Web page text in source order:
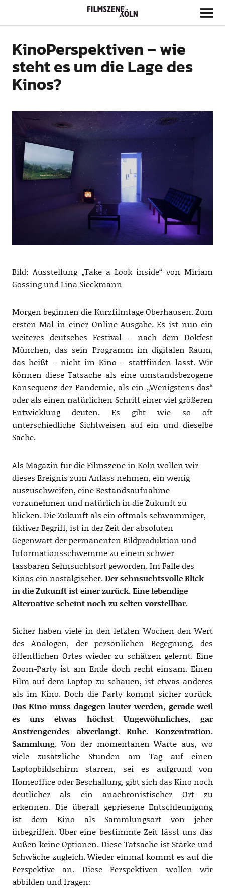
Filmszene Köln
KinoPerspektiven – wie
steht es um die Lage des
Kinos?
Bild: Ausstellung „Take a Look inside“ von Miriam
Gossing und Lina Sieckmann
Morgen beginnen die Kurzfilmtage Oberhausen. Zum
ersten Mal in einer Online-Ausgabe. Es ist nun ein
weiteres deutsches Festival – nach dem Dokfest
München, das sein Programm im digitalen Raum,
das heißt – nicht im Kino – stattfinden lässt. Wir
können diese Tatsache als eine umstandsbezogene
Konsequenz der Pandemie, als ein „Wenigstens das“
oder als einen natürlichen Schritt einer viel größeren
Entwicklung deuten. Es gibt wie so oft
unterschiedliche Sichtweisen auf ein und dieselbe
Sache.
Als Magazin für die Filmszene in Köln wollen wir
dieses Ereignis zum Anlass nehmen, ein wenig
auszuschweifen, eine Bestandsaufnahme
vorzunehmen und natürlich in die Zukunft zu
blicken. Die Zukunft als ein oftmals schwammiger,
fiktiver Begriff, ist in der Zeit der absoluten
Gegenwart der permanenten Bildproduktion und
Informationsschwemme zu einem schwer
fassbaren Sehnsuchtsort geworden. Im Falle des
Kinos ein nostalgischer.Der sehnsuchtsvolle Blick
in die Zukunft ist einer zurück. Eine lebendige
Alternative scheint noch zu selten vorstellbar.
Sicher haben viele in den letzten Wochen den Wert
des Analogen, der persönlichen Begegnung, des
öffentlichen Ortes wieder zu schätzen gelernt. Eine
Zoom-Party ist am Ende doch recht einsam. Einen
Film auf dem Laptop zu schauen, ist etwas anderes
als im Kino. Doch die Party kommt sicher zurück.
Das Kino muss dagegen lauter werden, gerade weil
es uns etwas höchst Ungewöhnliches, gar
Anstrengendes abverlangt. Ruhe. Konzentration.
Sammlung.Von der momentanen Warte aus, wo
viele zusätzliche Stunden am Tag auf einen
Laptopbildschirm starren, sei es aufgrund von
Homeoffice oder Beschallung, gibt sich das Kino noch
deutlicher als ein anachronistischer Ort zu
erkennen. Die überall gepriesene Entschleunigung
ist dem Kino als Sammlungsort von jeher
inbegriffen. Über eine bestimmte Zeit lässt uns das
Außen keine Optionen. Diese Tatsache ist Stärke und
Schwäche zugleich. Wieder einmal kommt es auf die
Perspektive an. Diese Perspektiven wollen wir
abbilden und fragen: